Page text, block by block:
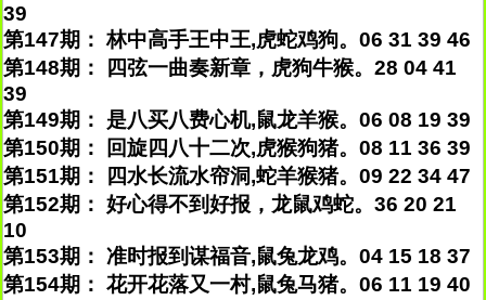
39
第147期： 林中高手王中王,虎蛇鸡狗。06 31 39 46
第148期： 四弦一曲奏新章，虎狗牛猴。28 04 41
39
第149期： 是八买八费心机,鼠龙羊猴。06 08 19 39
第150期： 回旋四八十二次,虎猴狗猪。08 11 36 39
第151期： 四水长流水帘洞,蛇羊猴猪。09 22 34 47
第152期： 好心得不到好报，龙鼠鸡蛇。36 20 21
10
第153期： 准时报到谋福音,鼠兔龙鸡。04 15 18 37
第154期： 花开花落又一村,鼠兔马猪。06 11 19 40